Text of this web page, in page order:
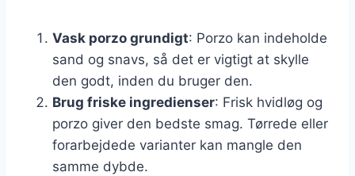
Vask porzo grundigt: Porzo kan indeholde
sand og snavs, så det er vigtigt at skylle
den godt, inden du bruger den.
Brug friske ingredienser: Frisk hvidløg og
porzo giver den bedste smag. Tørrede eller
forarbejdede varianter kan mangle den
samme dybde.